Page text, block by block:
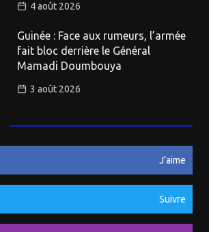
4 août 2026
Guinée : Face aux rumeurs, l’armée
fait bloc derrière le Général
Mamadi Doumbouya
3 août 2026
J’aime
Suivre